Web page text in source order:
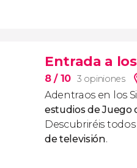
Entrada a
8/ 10 3 opiniones
Adentraos en los
estudios de Juego
Descubriréis
de televisión.